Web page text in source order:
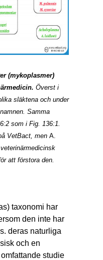
(mykoplasmer)
Överst i
släktena och under
Samma
som i Fig. 136:1.
VetBact, men A.
att förstora den.
taxonomi har
den inte har
deras naturliga
och en
studie